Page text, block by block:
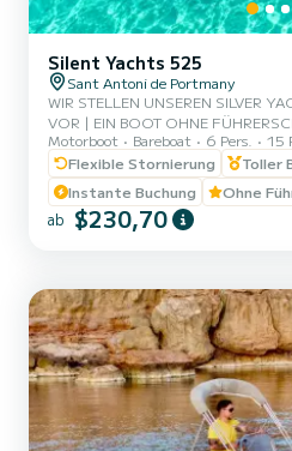
Silent Yachts 525
Sant Antoni de Portmany
WIR STELLEN UNSEREN SILVER
VOR | EIN BOOT OHNE
SKIPPERSERVICE, MIT PLATZ FÜR
ENTHALTEN SIND GRATIS PADDLE
MASKEN | MIT DIESEM BOOT
UNVERGESSLICHES ERLEBNIS
| **PAARAKTION - FRAGE NACH
OHNE SKIPPER. | | • KAPAZITÄT
Motorboot Bareboat 6 Pers. 15
Flexible Stornierung
Toller
Instante Buchung
Ohne
ab $230,70